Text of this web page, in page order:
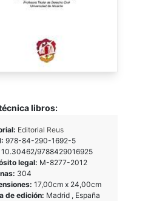
libros:
Editorial Reus
978-84-290-1692-5
10.30462/9788429016925
legal: M-8277-2012
304
17,00cm x 24,00cm
de edición: Madrid , España